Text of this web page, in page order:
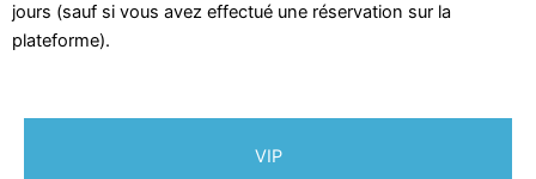
jours (sauf si vous avez effectué une réservation sur la
plateforme).
VIP